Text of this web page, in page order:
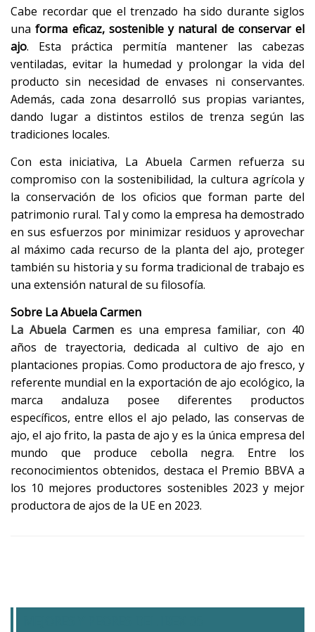
Cabe recordar que el trenzado ha sido durante siglos
unaforma eficaz, sostenible y natural de conservar el
ajo. Esta práctica permitía mantener las cabezas
ventiladas, evitar la humedad y prolongar la vida del
producto sin necesidad de envases ni conservantes.
Además, cada zona desarrolló sus propias variantes,
dando lugar a distintos estilos de trenza según las
tradiciones locales.
Con esta iniciativa, La Abuela Carmen refuerza su
compromiso con la sostenibilidad, la cultura agrícola y
la conservación de los oficios que forman parte del
patrimonio rural. Tal y como la empresa ha demostrado
en sus esfuerzos por minimizar residuos y aprovechar
al máximo cada recurso de la planta del ajo, proteger
también su historia y su forma tradicional de trabajo es
una extensión natural de su filosofía.
Sobre La Abuela Carmen
La Abuela Carmenes una empresa familiar, con 40
años de trayectoria, dedicada al cultivo de ajo en
plantaciones propias. Como productora de ajo fresco, y
referente mundial en la exportación de ajo ecológico, la
marca andaluza posee diferentes productos
específicos, entre ellos el ajo pelado, las conservas de
ajo, el ajo frito, la pasta de ajo y es la única empresa del
mundo que produce cebolla negra. Entre los
reconocimientos obtenidos, destaca el Premio BBVA a
los 10 mejores productores sostenibles 2023 y mejor
productora de ajos de la UE en 2023.